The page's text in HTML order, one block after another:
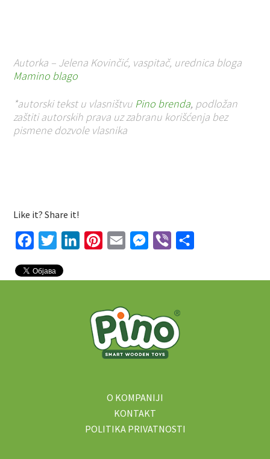
Autorka – Jelena Kovinčić, vaspitač, urednica bloga
Mamino blago
*autorski tekst u vlasništvu Pino brenda, podložan
zaštiti autorskih prava uz zabranu korišćenja bez
pismene dozvole vlasnika
Like it? Share it!
FacebookTwitterLinkedInPinterest
Email Messenger
Viber
O KOMPANIJI
KONTAKT
POLITIKA PRIVATNOSTI